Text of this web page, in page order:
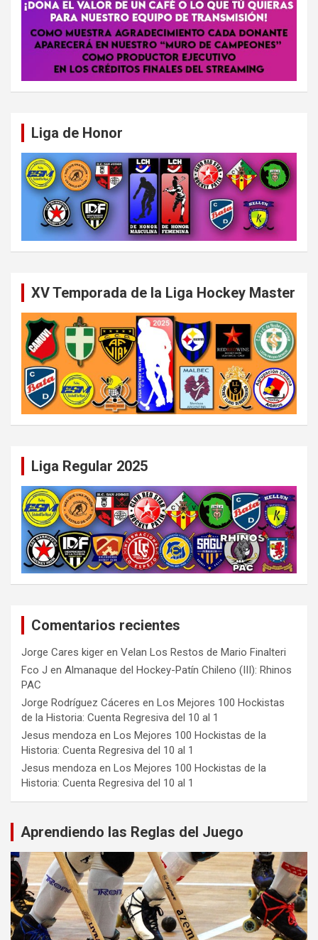
Liga de Honor
XV Temporada de la Liga Hockey Master
Liga Regular 2025
Comentarios recientes
Jorge Cares kiger en Velan Los Restos de Mario Finalteri
Fco J en Almanaque del Hockey-Patín Chileno (III): Rhinos
PAC
Jorge Rodríguez Cáceres en Los Mejores 100 Hockistas
de la Historia: Cuenta Regresiva del 10 al 1
Jesus mendoza en Los Mejores 100 Hockistas de la
Historia: Cuenta Regresiva del 10 al 1
Jesus mendoza en Los Mejores 100 Hockistas de la
Historia: Cuenta Regresiva del 10 al 1
Aprendiendo las Reglas del Juego